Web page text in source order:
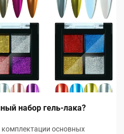
набор гель-лака?
комплектации основных